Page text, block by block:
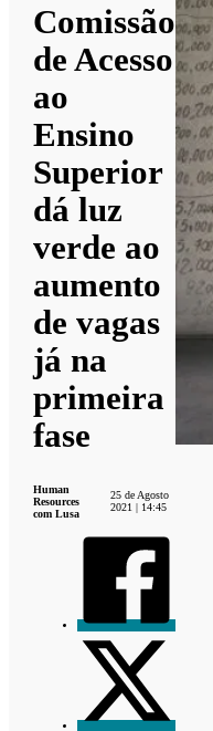
Comissão
de Acesso
ao
Ensino
Superior
dá luz
verde ao
aumento
de vagas
já na
primeira
fase
Human
Resources
com Lusa
25 de Agosto
2021 | 14:45